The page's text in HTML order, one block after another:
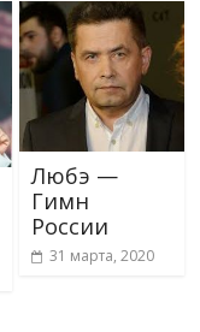
Любэ —
Гимн
России
31 марта, 2020